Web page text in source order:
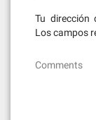
Tu dirección
Los campos
Comments